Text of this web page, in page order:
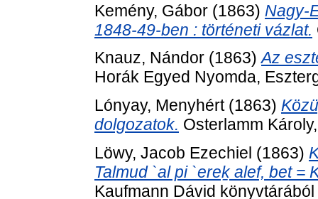
Kemény, Gábor (1863) Nagy-
1848-49-ben : történeti vázlat.
Knauz, Nándor (1863)Az
Horák Egyed Nyomda,
Lónyay, Menyhért(1863)
dolgozatok. Osterlamm
Löwy, Jacob Ezechiel (1863)
Talmud `al pi `ereḵ alef, bet =
Kaufmann Dávid